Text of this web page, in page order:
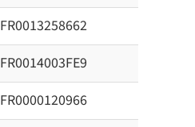
FR0013258662
FR0014003FE9
FR0000120966